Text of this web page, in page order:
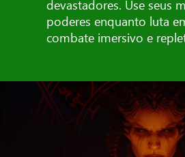
devastadores. Use seus
poderes enquanto luta
combate imersivo e